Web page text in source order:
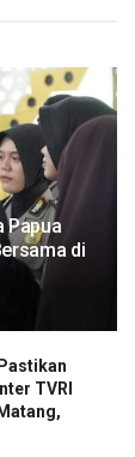
Papua
di
TVRI